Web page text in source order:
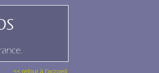
<< retour à l'accueil